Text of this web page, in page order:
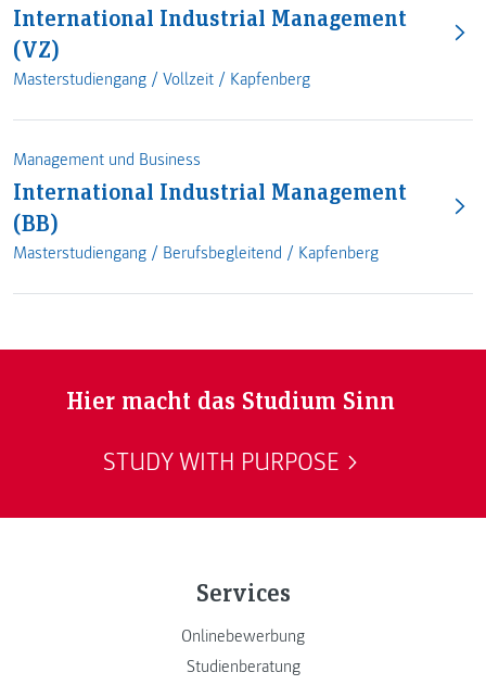
International Industrial Management
(VZ)
Masterstudiengang / Vollzeit / Kapfenberg
Management und Business
International Industrial Management
(BB)
Masterstudiengang / Berufsbegleitend / Kapfenberg
Hier macht das Studium Sinn
STUDY WITH PURPOSE
Services
Onlinebewerbung
Studienberatung